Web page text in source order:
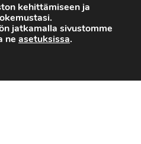
kehittämiseen ja
jatkamalla sivustomme
ne asetuksissa.